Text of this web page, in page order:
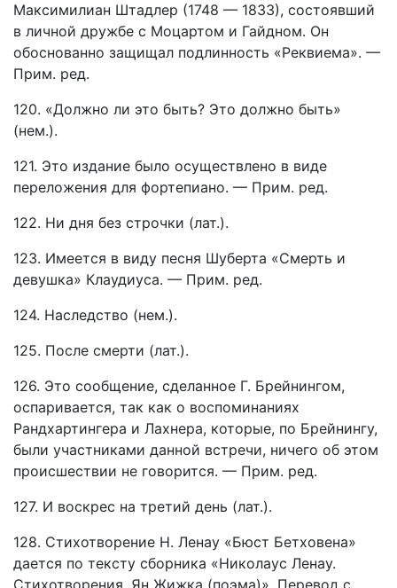
Максимилиан Штадлер (1748 — 1833), состоявший
в личной дружбе с Моцартом и Гайдном. Он
обоснованно защищал подлинность «Реквиема». —
Прим. ред.
120. «Должно ли это быть? Это должно быть»
(нем.).
121. Это издание было осуществлено в виде
переложения для фортепиано. — Прим. ред.
122. Ни дня без строчки (лат.).
123. Имеется в виду песня Шуберта «Смерть и
девушка» Клаудиуса. — Прим. ред.
124. Наследство (нем.).
125. После смерти (лат.).
126. Это сообщение, сделанное Г. Брейнингом,
оспаривается, так как о воспоминаниях
Рандхартингера и Лахнера, которые, по Брейнингу,
были участниками данной встречи, ничего об этом
происшествии не говорится. — Прим. ред.
127. И воскрес на третий день (лат.).
128. Стихотворение Н. Ленау «Бюст Бетховена»
дается по тексту сборника «Николаус Ленау.
Стихотворения. Ян Жижка (поэма)». Перевод с